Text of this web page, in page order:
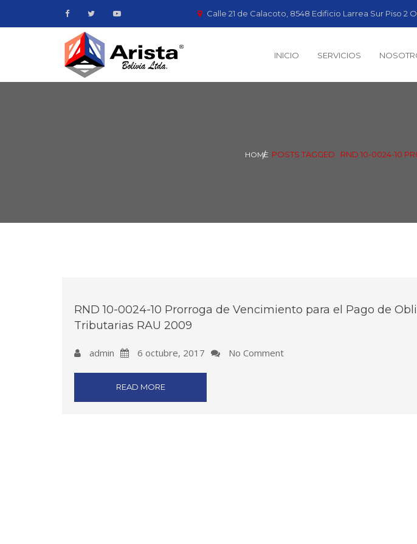
Calle 21 de Calacoto, 8548 Edificio Larrea Sur Piso 2
INICIO SERVICIOS
HOME POSTS TAGGED : RND 10-0024-10
RND 10-0024-10 Prorroga de Vencimiento para el Pago de
Tributarias RAU 2009
admin 6 octubre, 2017 No Comment
READ MORE